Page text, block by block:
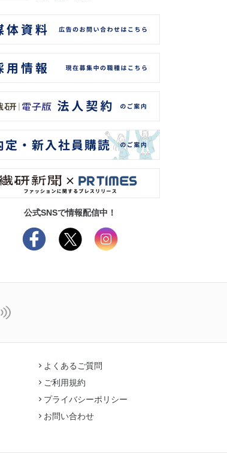
公式SNSで情報配信中！
よくあるご質問
ご利用規約
プライバシーポリシー
お問い合わせ